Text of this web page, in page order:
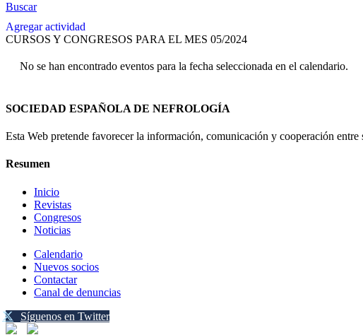
Buscar
Agregar actividad
CURSOS Y CONGRESOS PARA EL MES 05/2024
No se han encontrado eventos para la fecha seleccionada en el calendario.
SOCIEDAD ESPAÑOLA DE NEFROLOGÍA
Esta Web pretende favorecer la información, comunicación y cooperación
Resumen
Inicio
Revistas
Congresos
Noticias
Calendario
Nuevos socios
Contactar
Canal de denuncias
Síguenos en Twitter